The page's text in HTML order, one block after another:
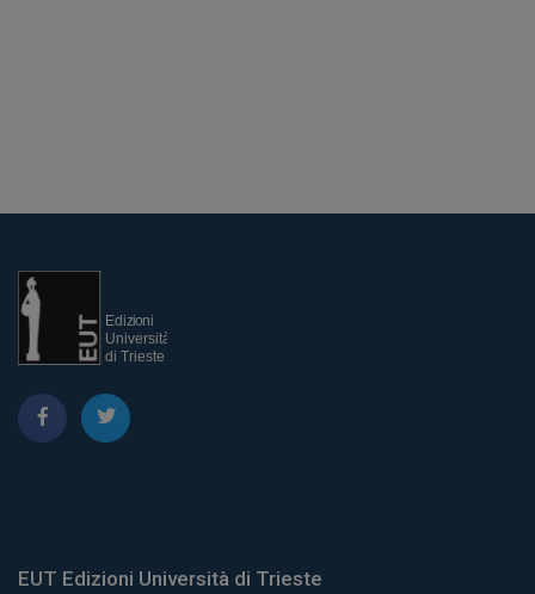
EUT Edizioni Università di Trieste